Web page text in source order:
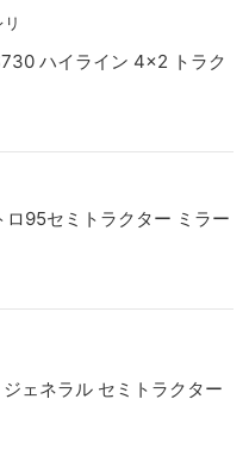
ハイライン 4×2 トラク
セミトラクター ミラー
ェネラル セミトラクター